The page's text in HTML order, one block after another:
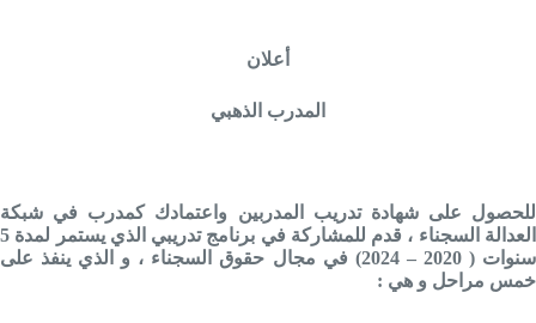
أعلان
المدرب الذهبي
للحصول على شهادة تدريب المدربين واعتمادك كمدرب في شبكة
العدالة السجناء ، قدم للمشاركة في برنامج تدريبي الذي يستمر لمدة 5
سنوات ( 2020 – 2024) في مجال حقوق السجناء ، و الذي ينفذ على
خمس مراحل و هي :